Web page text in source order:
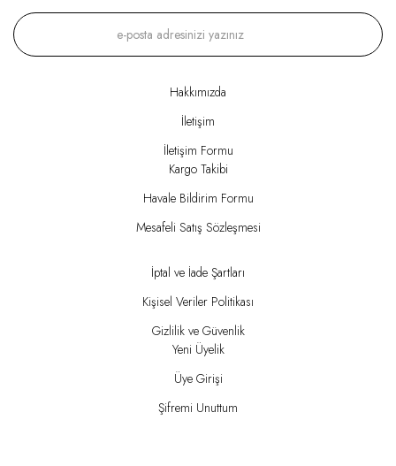
Hakkımızda
İletişim
İletişim Formu
Kargo Takibi
Havale Bildirim Formu
Mesafeli Satış Sözleşmesi
İptal ve İade Şartları
Kişisel Veriler Politikası
Gizlilik ve Güvenlik
Yeni Üyelik
Üye Girişi
Şifremi Unuttum